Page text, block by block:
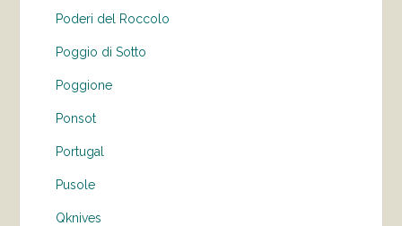
Poderi del Roccolo
Poggio di Sotto
Poggione
Ponsot
Portugal
Pusole
Qknives